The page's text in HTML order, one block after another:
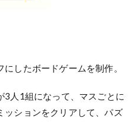
したボードゲームを制作。
3人1組になって、マスごとに
ッションをクリアして、パズ